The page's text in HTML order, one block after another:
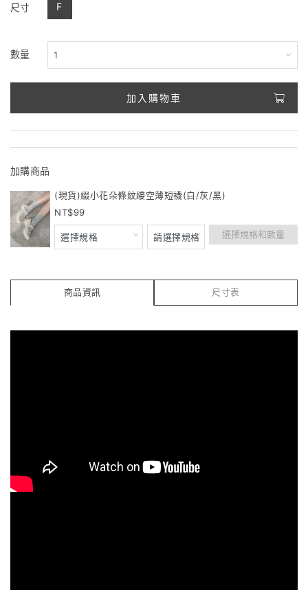
尺寸 F
數量
加入購物車
加購商品
(現貨)綴小花朵條紋縷空薄短襪(白/灰/黑)
99
選擇規格和數量
商品資訊 尺寸表